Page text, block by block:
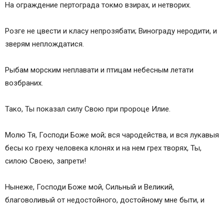
На ограждение пертограда токмо взирах, и нетворих.
Розге не цвести и класу непрозябати; Винограду неродити, и
зверям неплождатися.
Рыбам морским неплавати и птицам небесным летати
возбраних.
Тако, Ты показал силу Свою при пророце Илие.
Молю Тя, Господи Боже мой; вся чародейства, и вся лукавыя
бесы ко греху человека клонях и на нем грех творях, Ты,
силою Своею, запрети!
Нынеже, Господи Боже мой, Сильный и Великий,
благоволивый от недостойного, достойному мне быти, и